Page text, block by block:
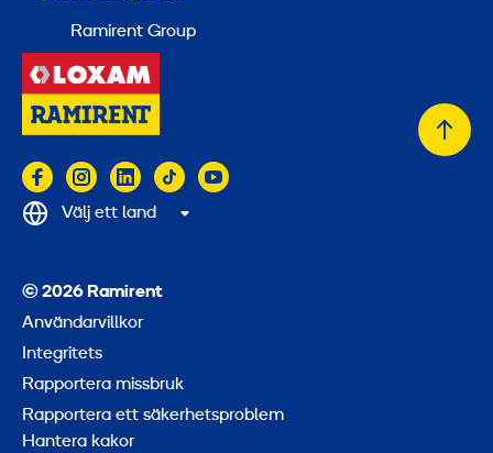
Ramirent Group
© 2026 Ramirent
Användarvillkor
Integritets
Rapportera missbruk
Rapportera ett säkerhetsproblem
Hantera kakor
Välj ett land